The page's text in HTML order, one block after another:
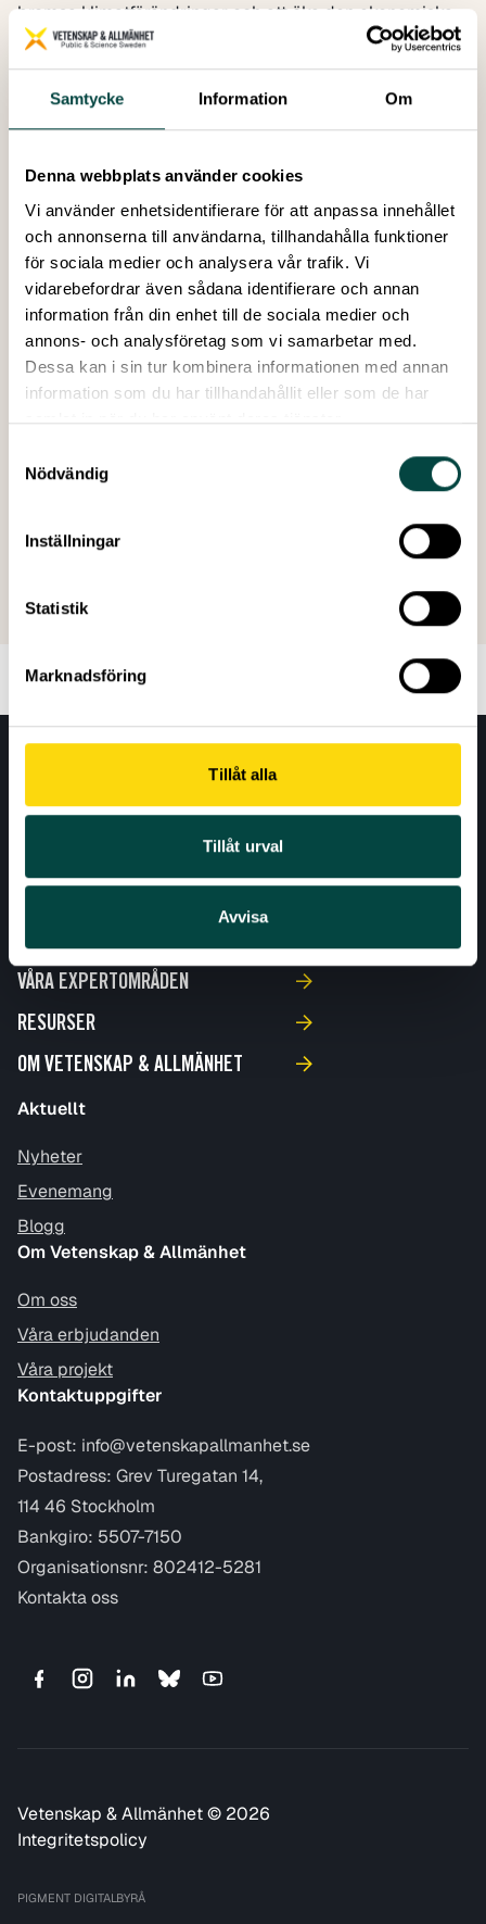
Samtycke Information Om
Denna webbplats använder cookies
Vi använder enhetsidentifierare för att anpassa innehållet
och annonserna till användarna, tillhandahålla funktioner
för sociala medier och analysera vår trafik. Vi
vidarebefordrar även sådana identifierare och annan
information från din enhet till de sociala medier och
annons- och analysföretag som vi samarbetar med.
Dessa kan i sin tur kombinera informationen med annan
information som du har tillhandahållit eller som de har
samlat in när du har använt deras tjänster.
Nödvändig
Inställningar
Statistik
Marknadsföring
Tillåt alla
Tillåt urval
Avvisa
bromsa klimatförändringar och att öka den ekonomiska
tillväxten.
Det är några av resultaten i Vetenskap & Allmänhets
årliga barometer, som görs genom drygt 1 000
nionde sedan Vetenskap & Allmänhet bildades 2002.
VA-rapport 2010:6
Författare:Karin Hermansson, Vetenskap &
Allmänhet
Publicerad:December 2010
Antal sidor: 28
Här kan du ladda ner frågebatteriet till
Barometerstudien i pdf format.
Skapad: 16 november 2010
AKTUELLT
VÅRA EXPERTOMRÅDEN
RESURSER
OM VETENSKAP & ALLMÄNHET
Aktuellt
Nyheter
Evenemang
Blogg
Om Vetenskap & Allmänhet
Om oss
Våra erbjudanden
Våra projekt
Kontaktuppgifter
E-post: info@vetenskapallmanhet.se
Postadress: Grev Turegatan 14,
114 46 Stockholm
Bankgiro: 5507-7150
Organisationsnr: 802412-5281
Kontakta oss
Vetenskap & Allmänhet © 2026
Integritetspolicy
PIGMENT DIGITALBYRÅ